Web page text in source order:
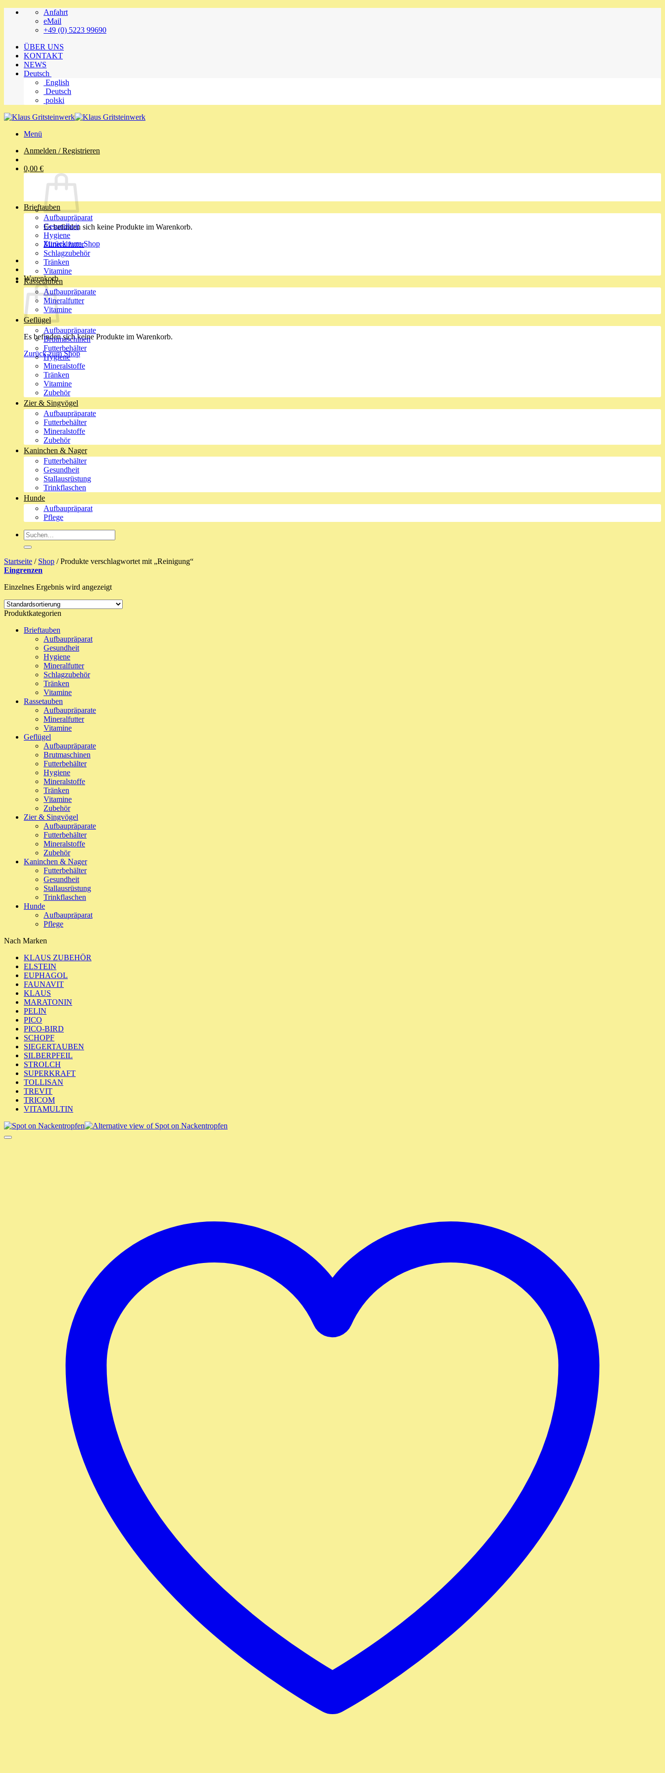
Zum
Anfahrt
eMail
+49 (0) 5223 99690
ÜBER UNS
KONTAKT
NEWS
Deutsch
English
Deutsch
polski
Menü
Anmelden / Registrieren
0,00 €
Es befinden sich keine Produkte im Warenkorb.
Zurück zum Shop
Warenkorb
Es befinden sich keine Produkte im Warenkorb.
Zurück zum Shop
Brieftauben
Aufbaupräparat
Gesundheit
Hygiene
Mineralfutter
Schlagzubehör
Tränken
Vitamine
Rassetauben
Aufbaupräparate
Mineralfutter
Vitamine
Geflügel
Aufbaupräparate
Brutmaschinen
Futterbehälter
Hygiene
Mineralstoffe
Tränken
Vitamine
Zubehör
Zier & Singvögel
Aufbaupräparate
Futterbehälter
Mineralstoffe
Zubehör
Kaninchen & Nager
Futterbehälter
Gesundheit
Stallausrüstung
Trinkflaschen
Hunde
Aufbaupräparat
Pflege
Suche
nach:
Startseite / Shop /Produkte verschlagwortet mit „Reinigung“
Eingrenzen
Einzelnes Ergebnis wird angezeigt
Produktkategorien
Brieftauben
Aufbaupräparat
Gesundheit
Hygiene
Mineralfutter
Schlagzubehör
Tränken
Vitamine
Rassetauben
Aufbaupräparate
Mineralfutter
Vitamine
Geflügel
Aufbaupräparate
Brutmaschinen
Futterbehälter
Hygiene
Mineralstoffe
Tränken
Vitamine
Zubehör
Zier & Singvögel
Aufbaupräparate
Futterbehälter
Mineralstoffe
Zubehör
Kaninchen & Nager
Futterbehälter
Gesundheit
Stallausrüstung
Trinkflaschen
Hunde
Aufbaupräparat
Pflege
Nach Marken
KLAUS ZUBEHÖR
ELSTEIN
EUPHAGOL
FAUNAVIT
KLAUS
MARATONIN
PELIN
PICO
PICO-BIRD
SCHOPF
SIEGERTAUBEN
SILBERPFEIL
STROLCH
SUPERKRAFT
TOLLISAN
TREVIT
TRICOM
VITAMULTIN